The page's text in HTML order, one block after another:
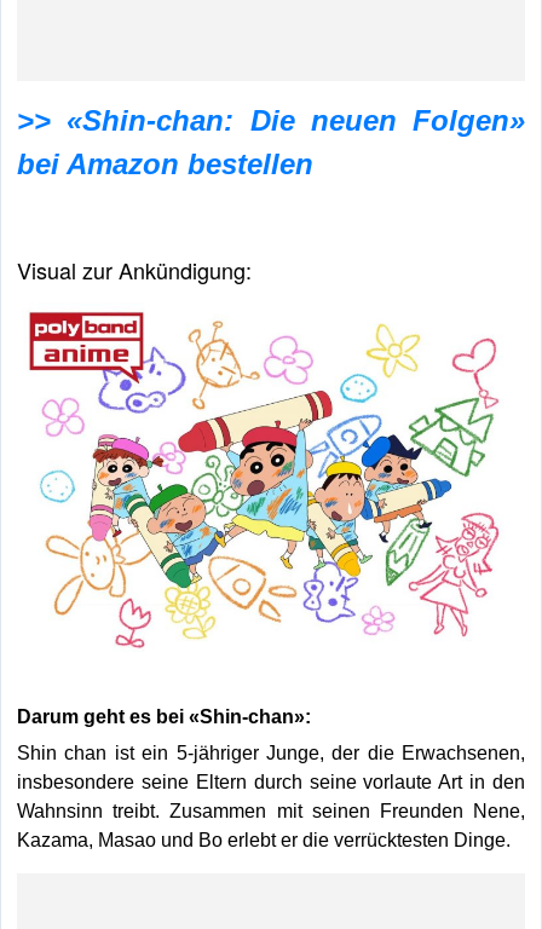
>> «Shin-chan: Die neuen Folgen»
bei Amazon bestellen
Visual zur Ankündigung:
Darum geht es bei «Shin-chan»:
Shin chan ist ein 5-jähriger Junge, der die Erwachsenen,
insbesondere seine Eltern durch seine vorlaute Art in den
Wahnsinn treibt. Zusammen mit seinen Freunden Nene,
Kazama, Masao und Bo erlebt er die verrücktesten Dinge.